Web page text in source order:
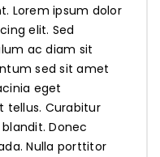
Lorem ipsum dolor
elit. Sed
ac diam sit
sed sit amet
eget
tellus. Curabitur
Donec
Nulla porttitor